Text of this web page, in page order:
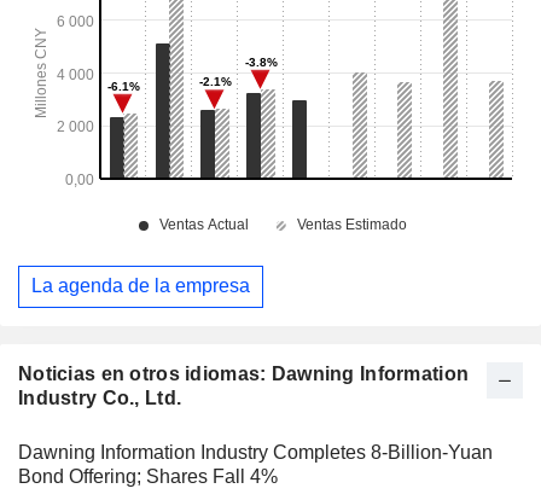
Noticias en otros idiomas: Dawning Information
Industry Co., Ltd.
Dawning Information Industry Completes 8-Billion-Yuan
Bond Offering; Shares Fall 4%
La agenda de la empresa